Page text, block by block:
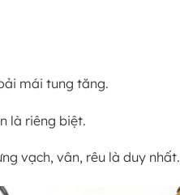
mái tung tăng.
là riêng biệt.
vạch, vân, rêu là duy nhất.